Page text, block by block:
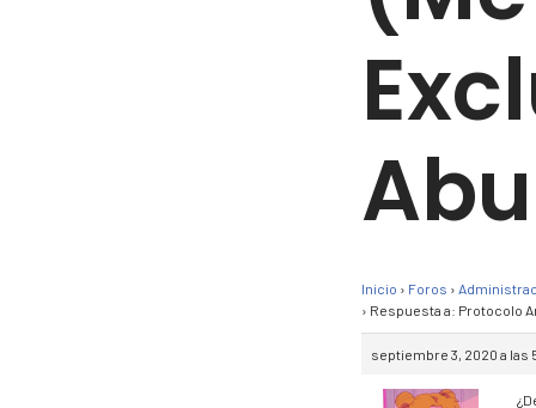
Inicio › Foros ›
› Respuesta a: Protocolo
septiembre 3, 2020 a las